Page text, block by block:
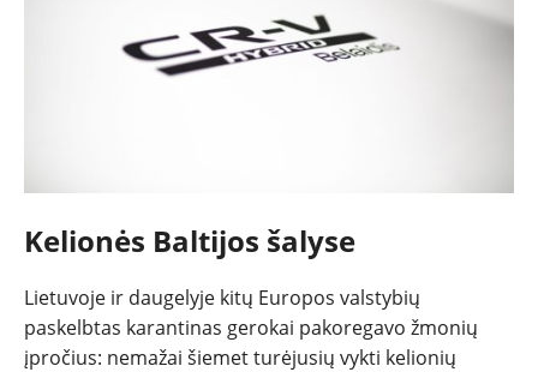
Kelionės Baltijos šalyse
Lietuvoje ir daugelyje kitų Europos valstybių
paskelbtas karantinas gerokai pakoregavo žmonių
įpročius: nemažai šiemet turėjusių vykti kelionių